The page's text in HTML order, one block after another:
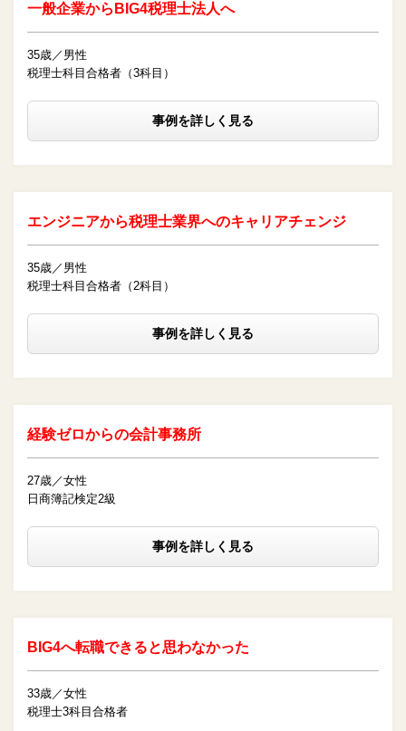
一般企業からBIG4税理士法人へ
35歳／男性
税理士科目合格者（3科目）
事例を詳しく見る
エンジニアから税理士業界へのキャリアチェンジ
35歳／男性
税理士科目合格者（2科目）
事例を詳しく見る
経験ゼロからの会計事務所
27歳／女性
日商簿記検定2級
事例を詳しく見る
BIG4へ転職できると思わなかった
33歳／女性
税理士3科目合格者